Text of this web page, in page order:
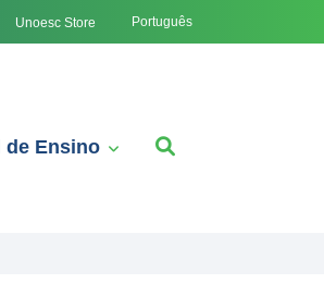
Unoesc Store Português
de Ensino